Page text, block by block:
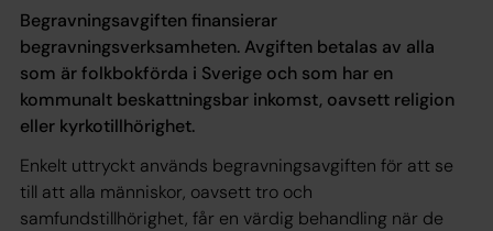
Begravningsavgiften finansierar
begravningsverksamheten. Avgiften betalas av alla
som är folkbokförda i Sverige och som har en
kommunalt beskattningsbar inkomst, oavsett religion
eller kyrkotillhörighet.
Enkelt uttryckt används begravningsavgiften för att se
till att alla människor, oavsett tro och
samfundstillhörighet, får en värdig behandling när de